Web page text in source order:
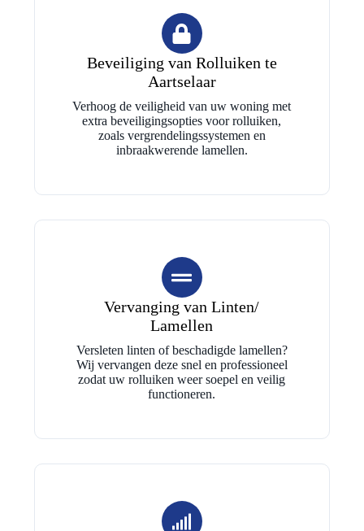
Beveiliging van Rolluiken te
Aartselaar
Verhoog de veiligheid van uw woning met
extra beveiligingsopties voor rolluiken,
zoals vergrendelingssystemen en
inbraakwerende lamellen.
Vervanging van Linten/
Lamellen
Versleten linten of beschadigde lamellen?
Wij vervangen deze snel en professioneel
zodat uw rolluiken weer soepel en veilig
functioneren.